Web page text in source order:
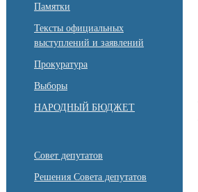
Памятки
Тексты официальных
выступлений и заявлений
Прокуратура
Выборы
НАРОДНЫЙ БЮДЖЕТ
Совет депутатов
Решения Совета депутатов